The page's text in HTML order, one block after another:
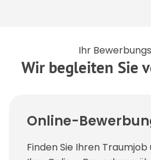
Wir begleiten Sie
Ihr
Online-
Finden Sie Ihren Traumjob